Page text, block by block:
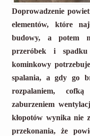
Doprowadzenie
elementów, które
budowy, a potem
przeróbek i
kominkowy
spalania, a gdy go
rozpalaniem,
zaburzeniem
kłopotów wynika nie
przekonania, że